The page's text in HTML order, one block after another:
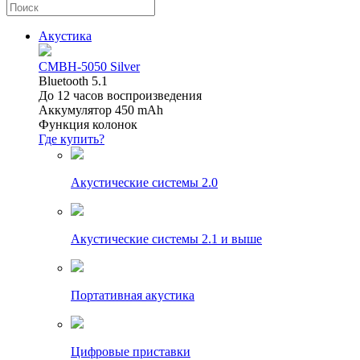
Акустика
CMBH-5050 Silver
Bluetooth 5.1
До 12 часов воспроизведения
Аккумулятор 450 mAh
Функция колонок
Где купить?
Акустические системы 2.0
Акустические системы 2.1 и выше
Портативная акустика
Цифровые приставки